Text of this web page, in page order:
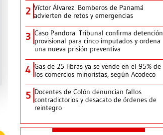
2 Víctor Álvarez: Bomberos de Panamá
advierten de retos y emergencias
3 Caso Pandora: Tribunal confirma detención
provisional para cinco imputados y ordena
una nueva prisión preventiva
4 Gas de 25 libras ya se vende en el 95% de
los comercios minoristas, según Acodeco
5 Docentes de Colón denuncian fallos
contradictorios y desacato de órdenes de
reintegro